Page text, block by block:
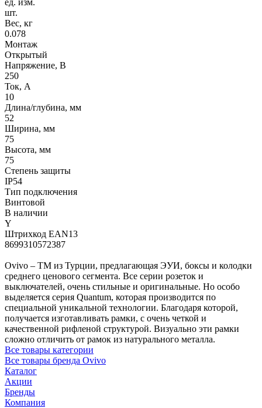
шт.
Вес, кг
0.078
Монтаж
Открытый
Напряжение, В
250
Ток, А
10
Длина/глубина, мм
52
Ширина, мм
75
Высота, мм
75
Степень защиты
IP54
Тип подключения
Винтовой
В наличии
Y
Штрихкод EAN13
8699310572387
Ovivo – ТМ из Турции, предлагающая ЭУИ, боксы и колодки
среднего ценового сегмента. Все серии розеток и
выключателей, очень стильные и оригинальные. Но особо
выделяется серия Quantum, которая производится по
специальной уникальной технологии. Благодаря которой,
получается изготавливать рамки, с очень четкой и
качественной рифленой структурой. Визуально эти рамки
сложно отличить от рамок из натурального металла.
Все товары категории
Все товары бренда Ovivo
Каталог
Акции
Бренды
Компания